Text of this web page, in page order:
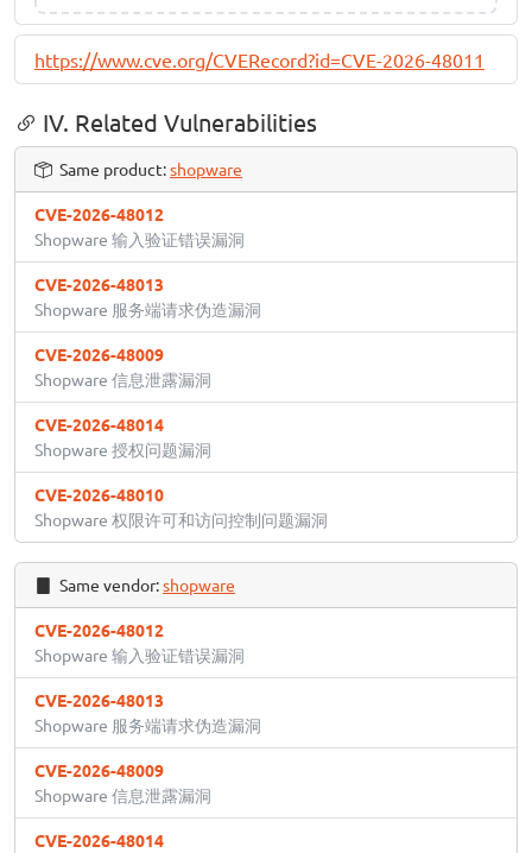
https://www.cve.org/CVERecord?id=CVE-2026-48011
IV. Related Vulnerabilities
Same product:shopware
CVE-2026-48012
Shopware 输入验证错误漏洞
CVE-2026-48013
Shopware 服务端请求伪造漏洞
CVE-2026-48009
Shopware 信息泄露漏洞
CVE-2026-48014
Shopware 授权问题漏洞
CVE-2026-48010
Shopware 权限许可和访问控制问题漏洞
Same vendor:shopware
CVE-2026-48012
Shopware 输入验证错误漏洞
CVE-2026-48013
Shopware 服务端请求伪造漏洞
CVE-2026-48009
Shopware 信息泄露漏洞
CVE-2026-48014